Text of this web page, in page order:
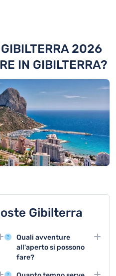
2026
IN GIBILTERRA?
Gibilterra
Quali avventure
all'aperto si possono
fare?
Gibilterra offre